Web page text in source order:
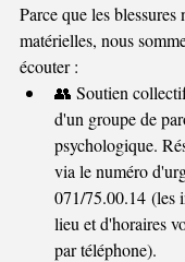
Parce que les blessures
matérielles, nous
écouter :
👥 Soutien
d'un groupe de
psychologique.
via le numéro
071/75.00.14 (les
lieu et d'horaires
par téléphone).